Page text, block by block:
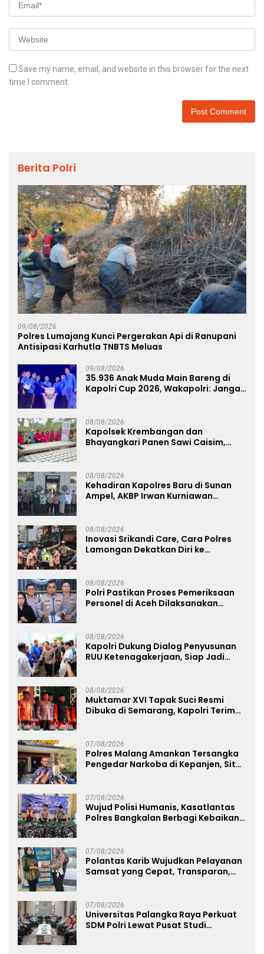
Save my name, email, and website in this browser for the next
time I comment.
Berita Polri
09/08/2026
Polres Lumajang Kunci Pergerakan Api di Ranupani
Antisipasi Karhutla TNBTS Meluas
09/08/2026
35.936 Anak Muda Main Bareng di
Kapolri Cup 2026, Wakapolri: Jangan
08/08/2026
Kapolsek Krembangan dan
Bhayangkari Panen Sawi Caisim,
08/08/2026
Kehadiran Kapolres Baru di Sunan
Ampel, AKBP Irwan Kurniawan
08/08/2026
Inovasi Srikandi Care, Cara Polres
Lamongan Dekatkan Diri ke
08/08/2026
Polri Pastikan Proses Pemeriksaan
Personel di Aceh Dilaksanakan
08/08/2026
Kapolri Dukung Dialog Penyusunan
RUU Ketenagakerjaan, Siap Jadi
08/08/2026
Muktamar XVI Tapak Suci Resmi
Dibuka di Semarang, Kapolri Terima
07/08/2026
Polres Malang Amankan Tersangka
Pengedar Narkoba di Kepanjen, Sita
07/08/2026
Wujud Polisi Humanis, Kasatlantas
Polres Bangkalan Berbagi Kebaikan
07/08/2026
Polantas Karib Wujudkan Pelayanan
Samsat yang Cepat, Transparan,
07/08/2026
Universitas Palangka Raya Perkuat
SDM Polri Lewat Pusat Studi